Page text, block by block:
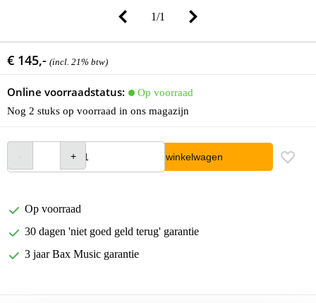
1/1
€ 145,- (incl. 21% btw)
Online voorraadstatus:
Op voorraad
Nog 2 stuks op voorraad in ons magazijn
In winkelwagen
Op voorraad
30 dagen 'niet goed geld terug' garantie
3 jaar Bax Music garantie